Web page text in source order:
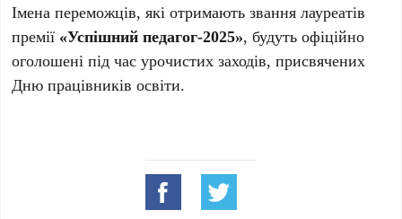
Імена переможців, які отримають звання лауреатів
премії «Успішний педагог-2025», будуть офіційно
оголошені під час урочистих заходів, присвячених
Дню працівників освіти.